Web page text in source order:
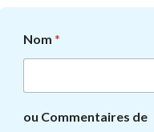
Nom *
ou Commentaires de